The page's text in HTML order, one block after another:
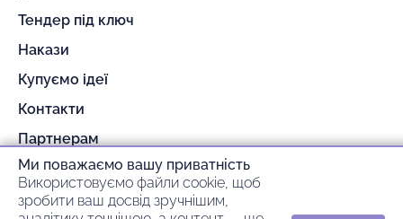
Тендер під ключ
Накази
Купуємо ідеї
Контакти
Партнерам
Гарантія та повернення
Оплата та доставка
Ми поважаємо вашу приватність
Використовуємо файли cookie, щоб
зробити ваш досвід зручнішим,